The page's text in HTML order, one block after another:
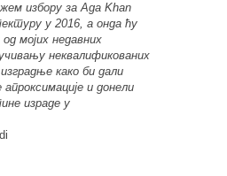
избору за Aga Khan
у 2016, а онда ћу
мојих недавних
неквалификованих
како би дали
и донели
израде у